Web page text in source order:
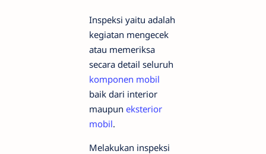
Inspeksi yaitu adalah
kegiatan mengecek
atau memeriksa
secara detail seluruh
komponen mobil
baik dari interior
maupun eksterior
mobil.
Melakukan inspeksi